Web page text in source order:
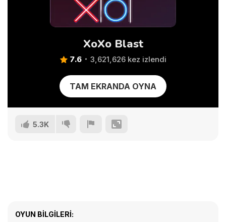
XoXo Blast
7.6 3,621,626 kez izlendi
TAM EKRANDA OYNA
5.3K
OYUN BILGILERI: